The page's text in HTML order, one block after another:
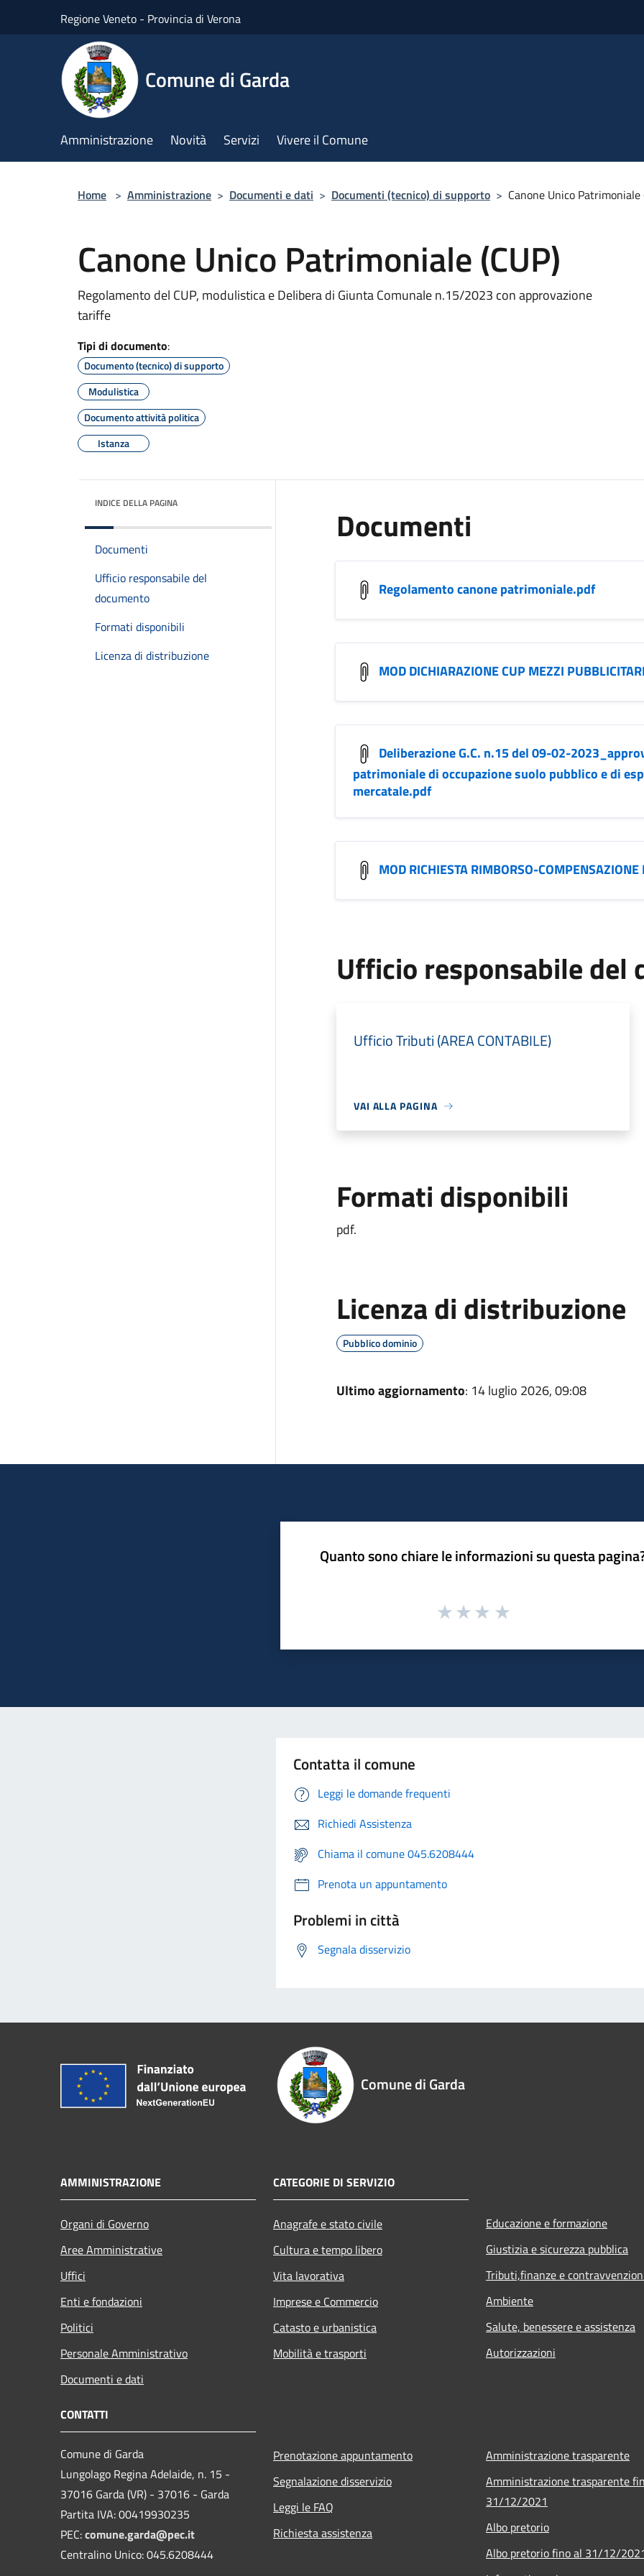
Regione Veneto - Provincia di Verona
Comune di Garda
Amministrazione Novità Servizi Vivere il Comune
Home > Amministrazione > Documenti e dati > Documenti (tecnico) di supporto > Canone Unico Patrimoniale
Canone Unico Patrimoniale (CUP)
Regolamento del CUP, modulistica e Delibera di Giunta Comunale n.15/2023 con approvazione
tariffe
Tipi di documento:
Documento (tecnico) di supporto
Modulistica
Documento attività politica
Istanza
INDICE DELLA PAGINA
Documenti
Ufficio responsabile del
documento
Formati disponibili
Licenza di distribuzione
Documenti
Regolamento canone patrimoniale.pdf
MOD DICHIARAZIONE CUP MEZZI
Deliberazione G.C. n.15 del 09-02-
patrimoniale di occupazione suolo pubblico e di
mercatale.pdf
MOD RICHIESTA RIMBORSO-
Ufficio responsabile del
Ufficio Tributi (AREA CONTABILE)
VAI ALLA PAGINA
Formati disponibili
pdf.
Licenza di distribuzione
Pubblico dominio
Ultimo aggiornamento: 14 luglio 2026, 09:08
Quanto sono chiare le informazioni su questa
Contatta il comune
Leggi le domande frequenti
Richiedi Assistenza
Chiama il comune 045.6208444
Prenota un appuntamento
Problemi in città
Segnala disservizio
Comune di Garda
AMMINISTRAZIONE
Organi di Governo
Aree Amministrative
Uffici
Enti e fondazioni
Politici
Personale Amministrativo
Documenti e dati
CATEGORIE DI SERVIZIO
Anagrafe e stato civile
Cultura e tempo libero
Vita lavorativa
Imprese e Commercio
Catasto e urbanistica
Mobilità e trasporti
Educazione e formazione
Giustizia e sicurezza pubblica
Tributi,finanze e
Ambiente
Salute, benessere e assistenza
Autorizzazioni
CONTATTI
Comune di Garda
Lungolago Regina Adelaide, n. 15 -
37016 Garda (VR) - 37016 - Garda
Partita IVA: 00419930235
PEC:comune.garda@pec.it
Centralino Unico: 045.6208444
Prenotazione appuntamento
Segnalazione disservizio
Leggi le FAQ
Richiesta assistenza
Amministrazione trasparente
Amministrazione trasparente
31/12/2021
Albo pretorio
Albo pretorio fino al 31/12/